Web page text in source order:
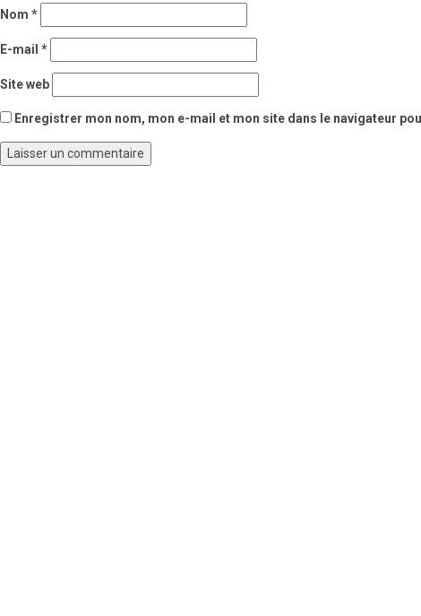
Nom *
E-mail *
Site web
Enregistrer mon nom, mon e-mail et mon site dans le navigateur